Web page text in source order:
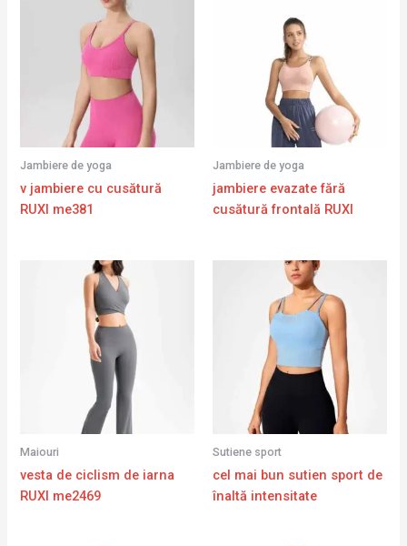
Jambiere de yoga
v jambiere cu cusătură
RUXI me381
Jambiere de yoga
jambiere evazate fără
cusătură frontală RUXI
Maiouri
vesta de ciclism de iarna
RUXI me2469
Sutiene sport
cel mai bun sutien sport de
înaltă intensitate